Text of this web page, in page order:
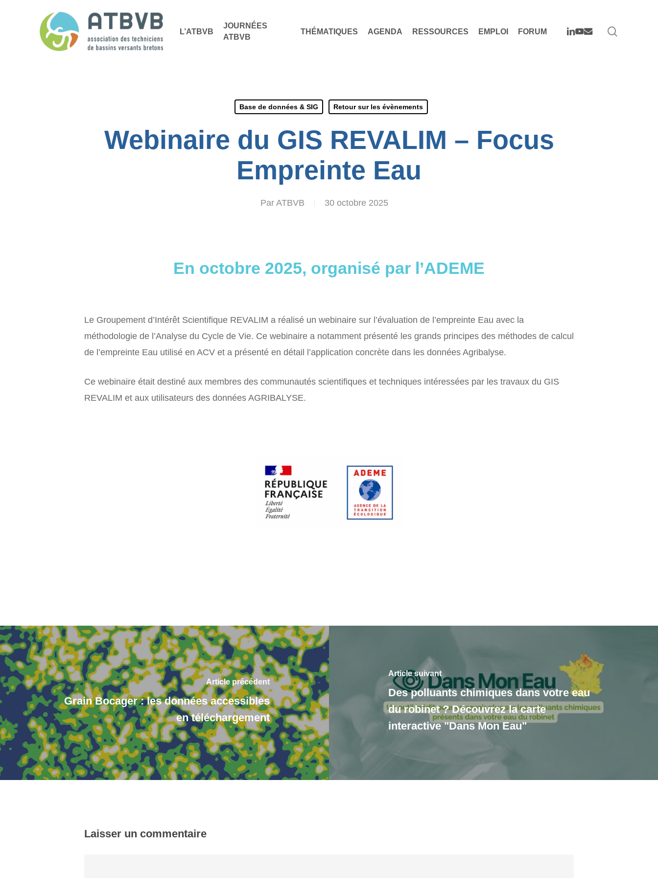
L’ATBVB
JOURNÉES
ATBVB
THÉMATIQUES AGENDA RESSOURCES EMPLOI FORUM LINKEDIN
YOUTUBE
EMAIL
Base de données & SIG Retour sur les évènements
Webinaire du GIS REVALIM – Focus
Empreinte Eau
Par ATBVB 30 octobre 2025
En octobre 2025, organisé par l’ADEME
Le Groupement d’Intérêt Scientifique REVALIM a réalisé un webinaire sur l’évaluation de l’empreinte Eau avec la
méthodologie de l’Analyse du Cycle de Vie. Ce webinaire a notamment présenté les grands principes des méthodes de calcul
de l’empreinte Eau utilisé en ACV et a présenté en détail l’application concrète dans les données Agribalyse.
Ce webinaire était destiné aux membres des communautés scientifiques et techniques intéressées par les travaux du GIS
REVALIM et aux utilisateurs des données AGRIBALYSE.
Article précédent
Grain Bocager : les données accessibles
en téléchargement
Article suivant
Des polluants chimiques dans votre eau
du robinet ? Découvrez la carte
interactive "Dans Mon Eau"
Laisser un commentaire